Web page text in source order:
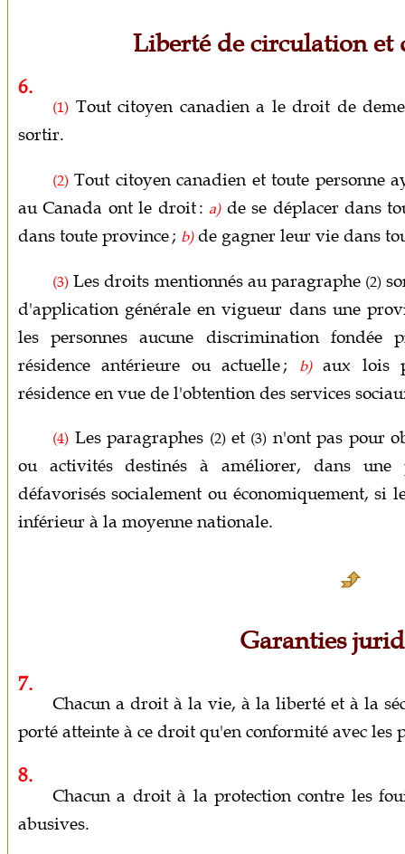
Liberté de circulation et
6.
(1) Tout citoyen canadien a le droit de
sortir.
(2) Tout citoyen canadien et toute personne
au Canada ont le droit : a)de se déplacer dans
dans toute province ; b)de gagner leur vie dans
(3) Les droits mentionnés au paragraphe (2)
d'application générale en vigueur dans une
les personnes aucune discrimination
résidence antérieure ou actuelle ;
b)aux lois
résidence en vue de l'obtention des services
(4) Les paragraphes (2)et (3) n'ont pas pour
ou activités destinés à améliorer, dans
défavorisés socialement ou économiquement,
inférieur à la moyenne nationale.
Garanties
7.
Chacun a droit à la vie, à la liberté et à la
porté atteinte à ce droit qu'en conformité avec les
8.
Chacun a droit à la protection contre les
abusives.